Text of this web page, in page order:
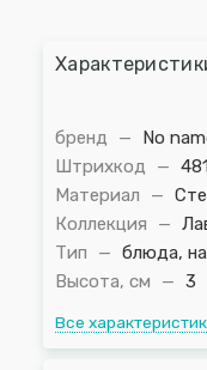
бренд —
No
Штрихкод
—
Материал
—
Коллекция
—
Тип
— блюда,
Высота, см
— 3
Все